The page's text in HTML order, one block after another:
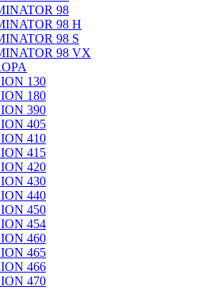
98
98 H
98 S
98 VX
130
180
390
405
410
415
420
430
440
450
454
460
465
466
470